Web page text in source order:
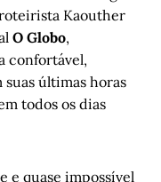
Kaouther
O Globo,
confortável,
últimas horas
todos os dias
e quase impossível